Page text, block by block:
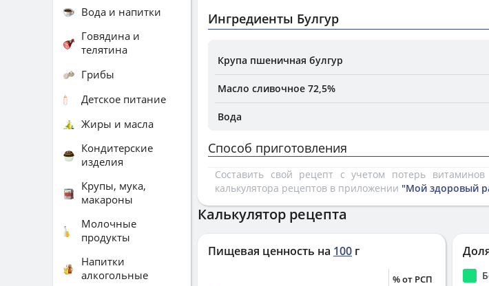
Ингредиенты Булгур
Крупа пшеничная булгур
Масло сливочное 72,5%
Вода
Способ приготовления
Составить свой рецепт с учетом потерь
калькулятора рецептов в приложении "Мой здоровый
Калькулятор рецепта
Пищевая ценность на 100 г
% от РСП
Вода и напитки
Говядина и
телятина
Грибы
Детское питание
Жиры и масла
Кондитерские
изделия
Крупы, мука,
макароны
Молочные
продукты
Напитки
алкогольные